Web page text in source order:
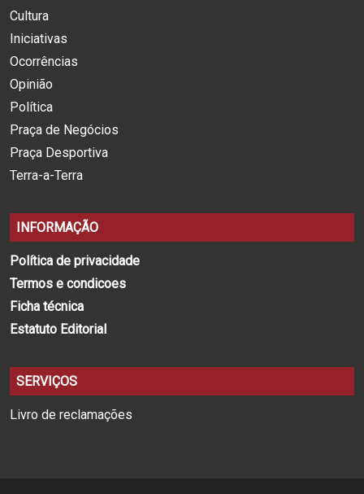
Cultura
Iniciativas
Ocorrências
Opinião
Política
Praça de Negócios
Praça Desportiva
Terra-a-Terra
INFORMAÇÃO
Política de privacidade
Termos e condicoes
Ficha técnica
Estatuto Editorial
SERVIÇOS
Livro de reclamações